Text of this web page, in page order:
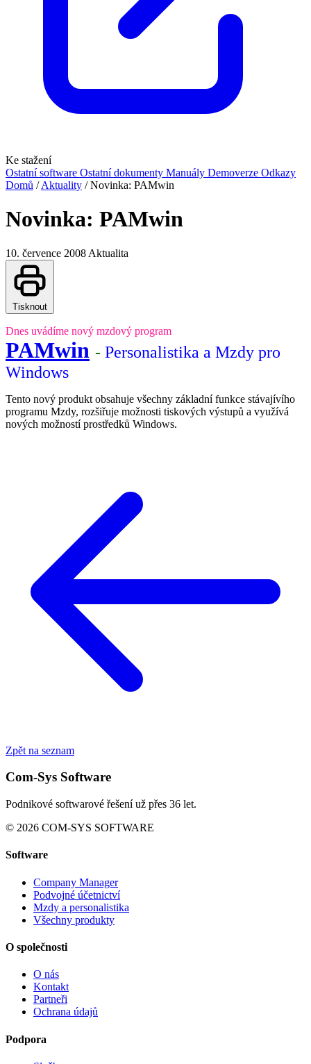
Ke stažení
Ostatní software Ostatní dokumenty Manuály Demoverze Odkazy
Domů / Aktuality / Novinka: PAMwin
Novinka: PAMwin
10. července 2008 Aktualita
Tisknout
Dnes uvádíme nový mzdový program
PAMwin - Personalistika a Mzdy pro
Windows
Tento nový produkt obsahuje všechny základní funkce stávajívího
programu Mzdy, rozšiřuje možnosti tiskových výstupů a využívá
nových možností prostředků Windows.
Zpět na seznam
Com-Sys Software
Podnikové softwarové řešení už přes 36 let.
© 2026 COM-SYS SOFTWARE
Software
Company Manager
Podvojné účetnictví
Mzdy a personalistika
Všechny produkty
O společnosti
O nás
Kontakt
Partneři
Ochrana údajů
Podpora